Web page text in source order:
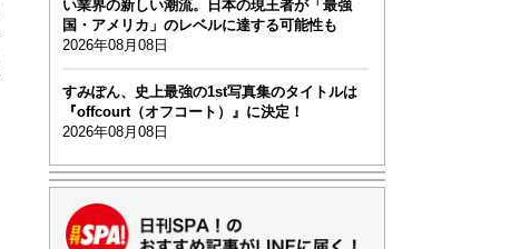
い業界の新しい潮流。日本の現王者が「最強
国・アメリカ」のレベルに達する可能性も
2026年08月08日
すみぽん、史上最強の1st写真集のタイトルは
『offcourt（オフコート）』に決定！
2026年08月08日